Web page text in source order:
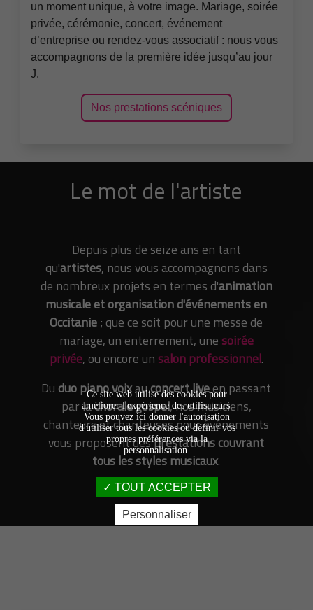
un moment unique, à votre image. Mariage, soirée
privée, cérémonie, concert, événement
d’entreprise ou rendez-vous associatif : nous vous
accompagnons de la première idée jusqu’au jour
J.
Nos prestations scéniques
Le mot de l'artiste
Depuis plus de seize ans en tant
qu'artistes, nous vous accompagnons dans
de nombreux projets en termes d'animation
musicale et organisation d'événements en
Occitanie; que ce soit pour une messe de
mariage, un enterrement, une soirée
privée, ou encore un salon professionnel.
Du duo piano voixauconcert liveen passant
par lachorale gospel, nos musiciens,
chanteurs et chanteuses pour événements
vous proposent desprestations couvrant
tous les styles musicaux.
Ce site web utilise des cookies pour
améliorer l'expérience des utilisateurs.
Vous pouvez ici donner l'autorisation
d'utiliser tous les cookies ou définir vos
propres préférences via la
personnalisation.
TOUT ACCEPTER
Personnaliser